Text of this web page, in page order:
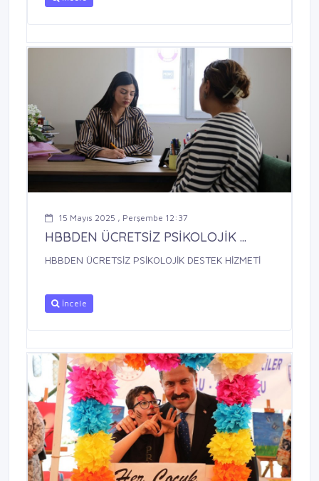
15 Mayıs 2025 , Perşembe 12:37
HBBDEN ÜCRETSİZ PSİKOLOJİK ...
HBBDEN ÜCRETSİZ PSİKOLOJİK DESTEK HİZMETİ
İncele